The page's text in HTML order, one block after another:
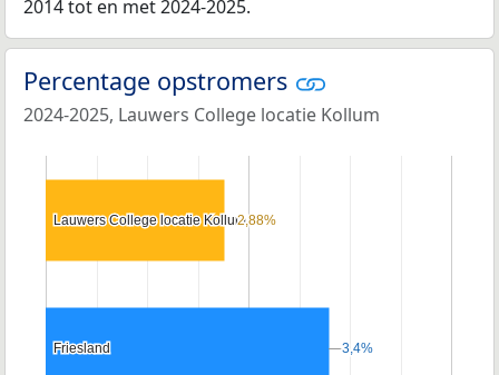
2014 tot en met 2024-2025.
Percentage opstromers
2024-2025, Lauwers College locatie Kollum
Lauwers College locatie Kollum
Lauwers College locatie Kollum
Friesland
Friesland
2,88%
2,88%
3,4%
3,4%